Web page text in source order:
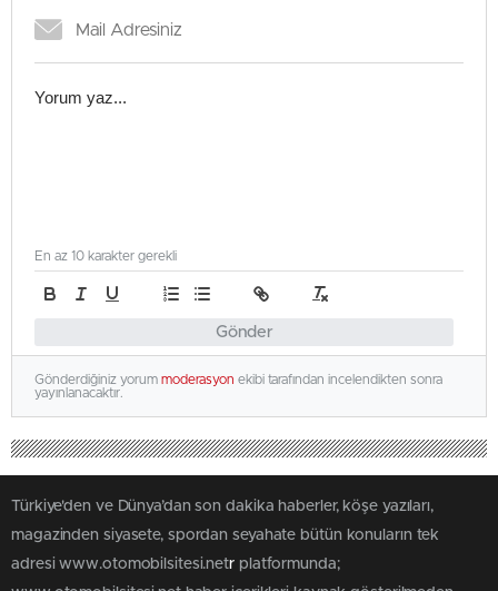
Gönder
En az 10 karakter gerekli
Gönderdiğiniz yorum moderasyon ekibi tarafından incelendikten sonra
yayınlanacaktır.
Türkiye'den ve Dünya’dan son dakika haberler, köşe yazıları,
magazinden siyasete, spordan seyahate bütün konuların tek
adresi www.otomobilsitesi.netr platformunda;